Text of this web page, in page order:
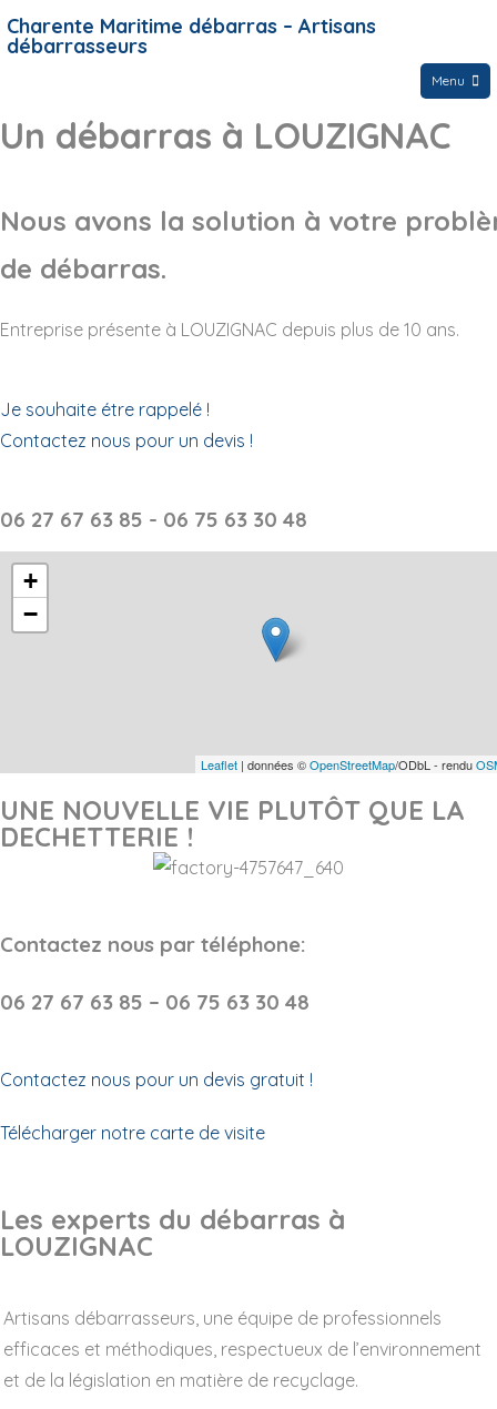
Charente Maritime débarras – Artisans
débarrasseurs
Menu
Un débarras à LOUZIGNAC
Nous avons la solution à votre
de débarras.
Entreprise présente à LOUZIGNAC depuis plus de 10 ans.
Je souhaite étre rappelé !
Contactez nous pour un devis !
06 27 67 63 85 - 06 75 63 30 48
+
−
Leaflet | données ©OpenStreetMap/ODbL - rendu
UNE NOUVELLE VIE PLUTÔT QUE LA
DECHETTERIE !
Contactez nous par téléphone:
06 27 67 63 85 – 06 75 63 30 48
Contactez nous pour un devis gratuit !
Télécharger notre carte de visite
Les experts du débarras à
LOUZIGNAC
Artisans débarrasseurs, une équipe de professionnels
efficaces et méthodiques, respectueux de l’environnement
et de la législation en matière de recyclage.